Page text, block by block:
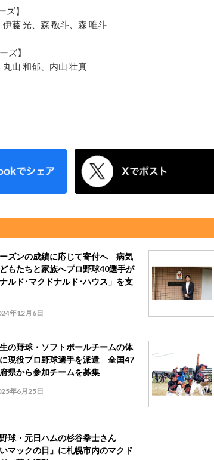
ズ】
藤 光、森 敬斗、森 唯斗
ズ】
山 和郁、内山 壮真
ズンの成績に応じて寄付へ 病気
もたちと家族へプロ野球40選手が
ナルド･マクドナルド･ハウス」を支
年12月6日
の野球・ソフトボールチームの体
現役プロ野球選手を派遣 全国47
県から参加チームを募集
年6月25日
球・元日ハムの杉谷拳士さん
いマックの日」に札幌市内のマクド